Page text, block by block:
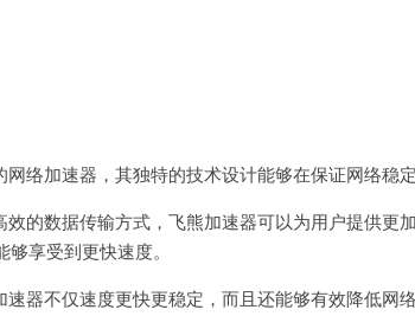
加速器，其独特的技术设计能够在保证网络稳定
的数据传输方式，飞熊加速器可以为用户提供更
享受到更快速度。
不仅速度更快更稳定，而且还能够有效降低网络